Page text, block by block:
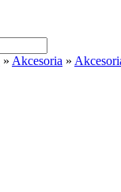
» Akcesoria »